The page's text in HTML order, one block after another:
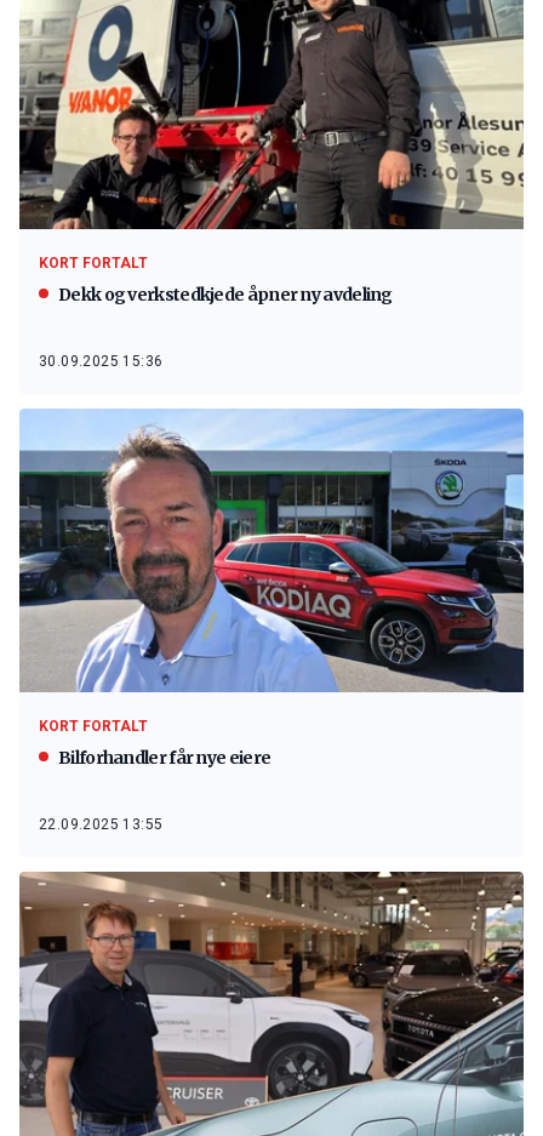
KORT FORTALT
Dekk og verkstedkjede åpner ny avdeling
30.09.2025 15:36
KORT FORTALT
Bilforhandler får nye eiere
22.09.2025 13:55